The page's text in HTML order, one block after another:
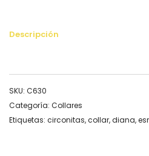
Descripción
SKU: C630
Categoría: Collares
Etiquetas: circonitas,collar,diana,